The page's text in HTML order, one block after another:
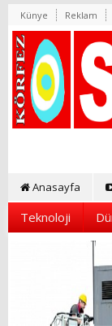
Künye Reklam
Anasayfa
Teknoloji